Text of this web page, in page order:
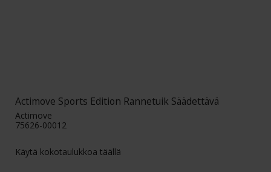
Actimove Sports Edition Rannetuik Säädettävä
Actimove
75626-00012
Käytä kokotaulukkoa täällä